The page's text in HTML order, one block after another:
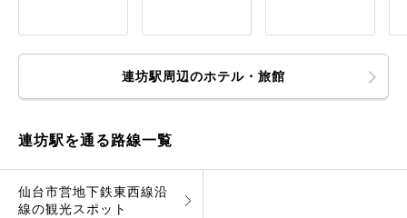
連坊駅周辺のホテル・旅館
連坊駅を通る路線一覧
仙台市営地下鉄東西線沿
線の観光スポット